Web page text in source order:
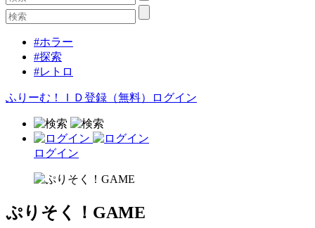
#ホラー
#探索
#レトロ
ふりーむ！ＩＤ登録（無料） ログイン
ログイン
ぷりそく！GAME